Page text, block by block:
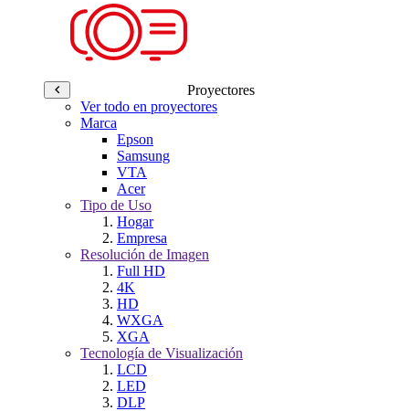
Proyectores
Ver todo en proyectores
Marca
Epson
Samsung
VTA
Acer
Tipo de Uso
Hogar
Empresa
Resolución de Imagen
Full HD
4K
HD
WXGA
XGA
Tecnología de Visualización
LCD
LED
DLP